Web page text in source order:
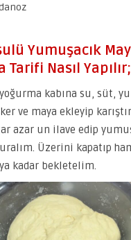
Yumuşacık
Tarifi Nasıl Yapılır;
kabına su, süt,
ve maya ekleyip
azar un ilave edip
Üzerini kapatıp
kadar bekletelim.